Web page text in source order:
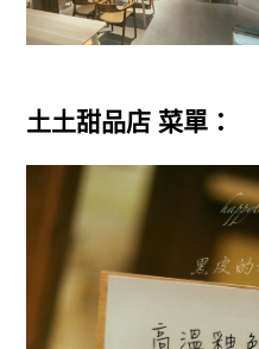
土土甜品店 菜單：